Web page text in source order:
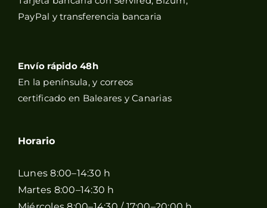
PayPal y transferencia bancaria
Envío rápido 48h
En la península, y correos
certificado en Baleares y Canarias
Horario
Lunes 8:00–14:30 h
Martes 8:00–14:30 h